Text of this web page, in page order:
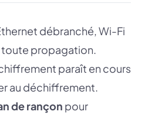
débranché, Wi-Fi
propagation.
paraît en cours
au déchiffrement.
de rançon pour